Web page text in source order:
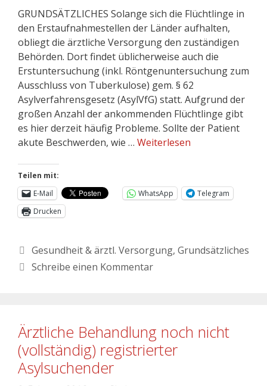
GRUNDSÄTZLICHES Solange sich die Flüchtlinge in
den Erstaufnahmestellen der Länder aufhalten,
obliegt die ärztliche Versorgung den zuständigen
Behörden. Dort findet üblicherweise auch die
Erstuntersuchung (inkl. Röntgenuntersuchung zum
Ausschluss von Tuberkulose) gem. § 62
Asylverfahrensgesetz (AsylVfG) statt. Aufgrund der
großen Anzahl der ankommenden Flüchtlinge gibt
es hier derzeit häufig Probleme. Sollte der Patient
akute Beschwerden, wie … Weiterlesen
Teilen mit:
E-Mail
WhatsApp
Telegram
Drucken
Gesundheit & ärztl. Versorgung, Grundsätzliches
Schreibe einen Kommentar
Ärztliche Behandlung noch nicht
(vollständig) registrierter
Asylsuchender